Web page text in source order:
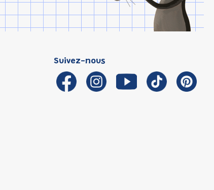
Suivez-nous